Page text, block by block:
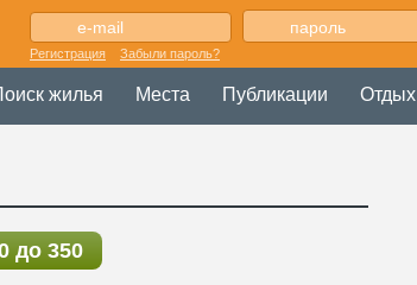
Регистрация Забыли пароль?
жилья Места Публикации Отдых
до 350